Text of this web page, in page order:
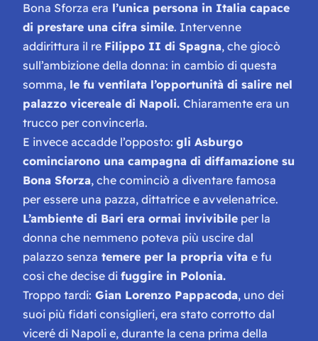
Bona Sforza era l’unica persona in Italia capace
di prestare una cifra simile. Intervenne
addirittura il re Filippo II di Spagna, che giocò
sull’ambizione della donna: in cambio di questa
somma, le fu ventilata l’opportunità di salire nel
palazzo vicereale di Napoli. Chiaramente era un
trucco per convincerla.
E invece accadde l’opposto: gli Asburgo
cominciarono una campagna di diffamazione su
Bona Sforza, che cominciò a diventare famosa
per essere una pazza, dittatrice e avvelenatrice.
L’ambiente di Bari era ormai invivibile per la
donna che nemmeno poteva più uscire dal
palazzo senza temere per la propria vita e fu
così che decise di fuggire in Polonia.
Troppo tardi: Gian Lorenzo Pappacoda, uno dei
suoi più fidati consiglieri, era stato corrotto dal
viceré di Napoli e, durante la cena prima della